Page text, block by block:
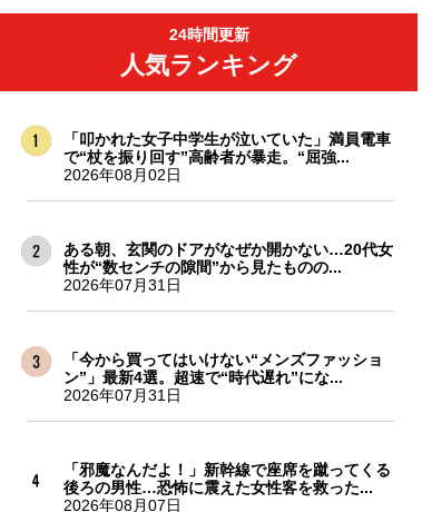
24時間更新
人気ランキング
「叩かれた女子中学生が泣いていた」満員電車
で“杖を振り回す”高齢者が暴走。“屈強...
2026年08月02日
ある朝、玄関のドアがなぜか開かない…20代女
性が“数センチの隙間”から見たものの...
2026年07月31日
「今から買ってはいけない“メンズファッショ
ン”」最新4選。超速で“時代遅れ”にな...
2026年07月31日
「邪魔なんだよ！」新幹線で座席を蹴ってくる
後ろの男性…恐怖に震えた女性客を救った...
2026年08月07日